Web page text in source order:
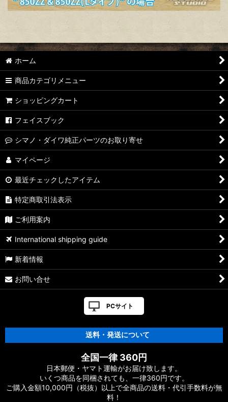
ホーム
商品カテゴリメニュー
ショッピングカート
フェイスブック
シマノ・ダイワ純正パーツのお取り寄せ
マイページ
最近チェックしたアイテム
特定商取引法表示
ご利用案内
International shipping guide
新着情報
お問い合せ
PCサイト
送料・発送について
全国一律 360円
日本郵便・ヤマト運輸がお届け致します。
いくつ商品を同梱されても、一律360円です。
ご購入金額10,000円（税抜）以上で全商品の送料・代引手数料が無
料！